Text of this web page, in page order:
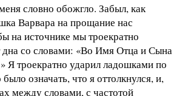
словно обожгло. Забыл, как
Варвара на прощание нас
на источнике мы троекратно
дна со словами: «Во Имя Отца и Сына
Я троекратно ударил ладошками по
означать, что я оттолкнулся, и,
между словами, с частотой